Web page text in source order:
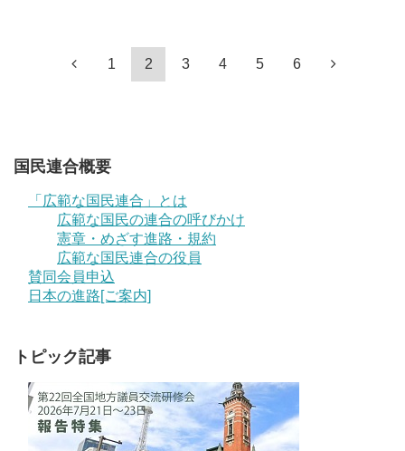
1 2 3 4 5 6
国民連合概要
「広範な国民連合」とは
広範な国民の連合の呼びかけ
憲章・めざす進路・規約
広範な国民連合の役員
賛同会員申込
日本の進路[ご案内]
トピック記事